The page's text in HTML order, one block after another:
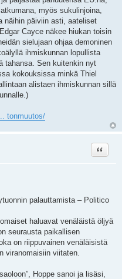
myös sukulinjoina,
näihin päiviin asti, aateliset
Cayce näkee hiukan toisin
sielujaan ohjaa demoninen
ihmiskunnan lopullista
tahansa. Sen kuitenkin nyt
kokouksissa minkä Thiel
alistaen ihmiskunnan sillä
tonmuutos/
Lainaa
palauttamista – Politico
haluavat venäläistä öljyä
seurausta paikallisen
on riippuvainen venäläisistä
viranomaisiin viitaten.
Hoppe sanoi ja lisäsi,